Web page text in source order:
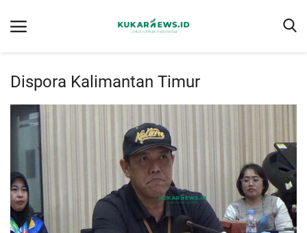
Home
Berita
Tentang kukarnews.id
Pedoman Pemberitaan Ramah Anak
Pemberitaan Media Siber
Dispora Kalimantan Timur